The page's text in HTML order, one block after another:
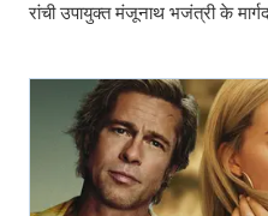
रांची उपायुक्त मंजूनाथ भजंत्री के